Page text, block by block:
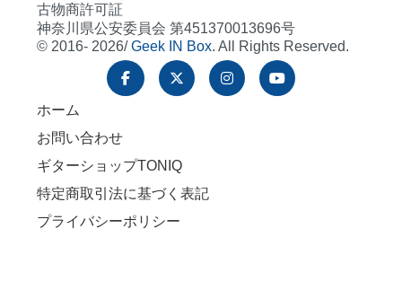
古物商許可証
神奈川県公安委員会 第451370013696号
© 2016- 2026/Geek IN Box. All Rights Reserved.
ホーム
お問い合わせ
ギターショップTONIQ
特定商取引法に基づく表記
プライバシーポリシー